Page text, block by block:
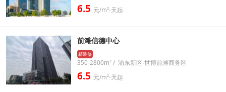
6.5 元/m²⋅天起
前滩信德中心
精装修
350-2800m² / 浦东新区-世博前滩商务区
6.5 元/m²⋅天起